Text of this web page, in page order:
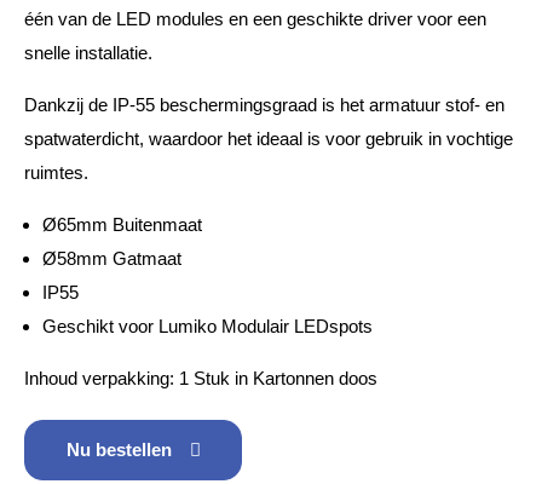
één van de LED modules en een geschikte driver voor een
snelle installatie.
Dankzij de IP-55 beschermingsgraad is het armatuur stof- en
spatwaterdicht, waardoor het ideaal is voor gebruik in vochtige
ruimtes.
Ø65mm Buitenmaat
Ø58mm Gatmaat
IP55
Geschikt voor Lumiko Modulair LEDspots
Inhoud verpakking: 1 Stuk in Kartonnen doos
Nu bestellen